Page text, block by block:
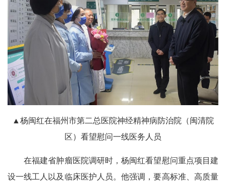
▲杨闽红在福州市第二总医院神经精神病防治院（闽清院
区）看望慰问一线医务人员
在福建省肿瘤医院调研时，杨闽红看望慰问重点项目建
设一线工人以及临床医护人员。他强调，要高标准、高质量